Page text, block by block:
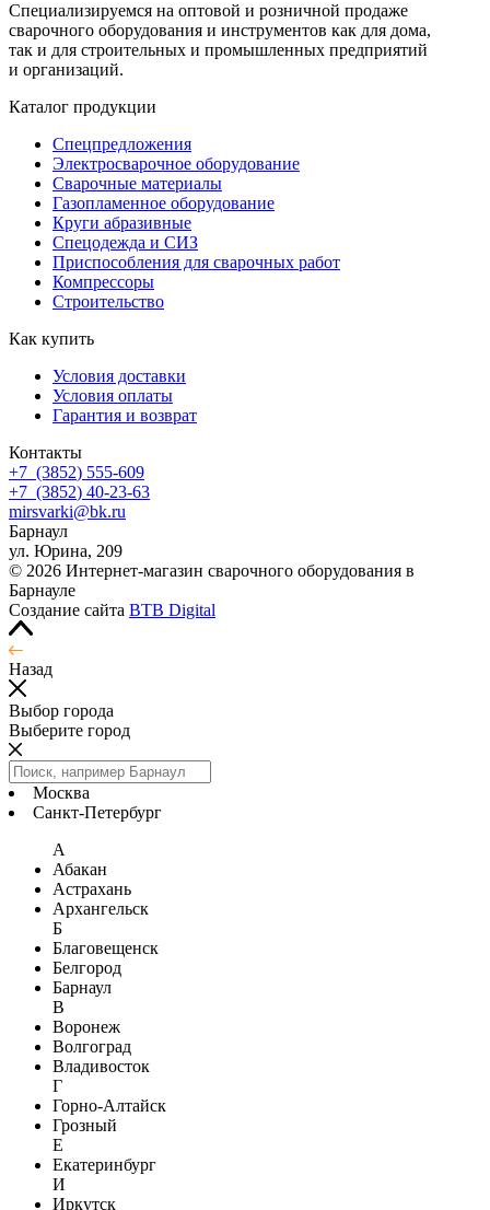
Специализируемся на оптовой и розничной продаже
сварочного оборудования и инструментов как для дома,
так и для строительных и промышленных предприятий
и организаций.
Каталог продукции
Спецпредложения
Электросварочное оборудование
Сварочные материалы
Газопламенное оборудование
Круги абразивные
Спецодежда и СИЗ
Приспособления для сварочных работ
Компрессоры
Строительство
Как купить
Условия доставки
Условия оплаты
Гарантия и возврат
Контакты
+7 (3852) 555-609
+7 (3852) 40-23-63
mirsvarki@bk.ru
Барнаул
ул. Юрина, 209
© 2026 Интернет-магазин сварочного оборудования в
Барнауле
Создание сайта BTB Digital
Назад
Выбор города
Выберите город
Москва
Санкт-Петербург
А
Абакан
Астрахань
Архангельск
Б
Благовещенск
Белгород
Барнаул
В
Воронеж
Волгоград
Владивосток
Г
Горно-Алтайск
Грозный
Е
Екатеринбург
И
Иркутск